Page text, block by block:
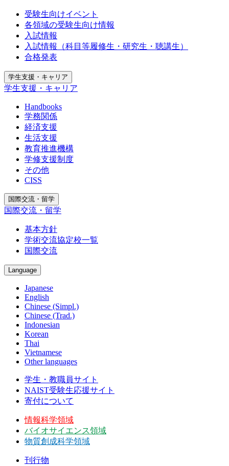
受験生向けイベント
各領域の受験生向け情報
入試情報
入試情報（科目等履修生・研究生・聴講生）
合格発表
学生支援・キャリア
学生支援・キャリア
Handbooks
学務関係
経済支援
生活支援
教育推進機構
学修支援制度
その他
CISS
国際交流・留学
国際交流・留学
基本方針
学術交流協定校一覧
国際交流
Language
Japanese
English
Chinese (Simpl.)
Chinese (Trad.)
Indonesian
Korean
Thai
Vietnamese
Other languages
学生・教職員サイト
NAIST受験生応援サイト
寄付について
情報科学領域
バイオサイエンス領域
物質創成科学領域
刊行物